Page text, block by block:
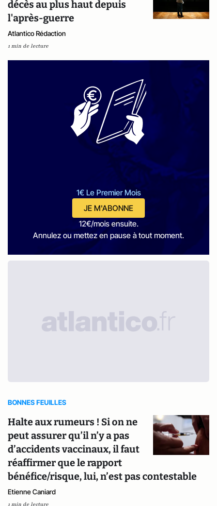
décès au plus haut depuis
l'après-guerre
Atlantico Rédaction
1 min de lecture
1€ Le Premier Mois
JE M'ABONNE
12€/mois ensuite.
Annulez ou mettez en pause à tout moment.
BONNES FEUILLES
Halte aux rumeurs ! Si on ne
peut assurer qu’il n’y a pas
d’accidents vaccinaux, il faut
réaffirmer que le rapport
bénéfice/risque, lui, n’est pas contestable
Etienne Caniard
1 min de lecture